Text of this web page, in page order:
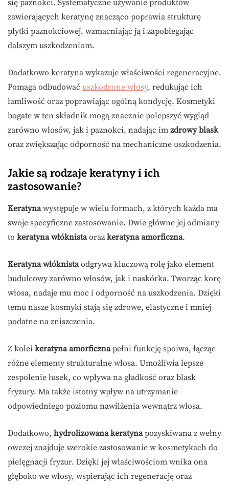
się paznokci. Systematyczne używanie produktów
zawierających keratynę znacząco poprawia strukturę
płytki paznokciowej, wzmacniając ją i zapobiegając
dalszym uszkodzeniom.
Dodatkowo keratyna wykazuje właściwości regeneracyjne.
Pomaga odbudować uszkodzone włosy, redukując ich
łamliwość oraz poprawiając ogólną kondycję. Kosmetyki
bogate w ten składnik mogą znacznie polepszyć wygląd
zarówno włosów, jak i paznokci, nadając im zdrowy blask
oraz zwiększając odporność na mechaniczne uszkodzenia.
Jakie są rodzaje keratyny i ich
zastosowanie?
Keratynawystępuje w wielu formach, z których każda ma
swoje specyficzne zastosowanie. Dwie główne jej odmiany
to keratyna włóknistaoraz keratyna amorficzna.
Keratyna włóknistaodgrywa kluczową rolę jako element
budulcowy zarówno włosów, jak i naskórka. Tworząc korę
włosa, nadaje mu moc i odporność na uszkodzenia. Dzięki
temu nasze kosmyki stają się zdrowe, elastyczne i mniej
podatne na zniszczenia.
Z kolei keratyna amorficznapełni funkcję spoiwa, łącząc
różne elementy strukturalne włosa. Umożliwia lepsze
zespolenie łusek, co wpływa na gładkość oraz blask
fryzury. Ma także istotny wpływ na utrzymanie
odpowiedniego poziomu nawilżenia wewnątrz włosa.
Dodatkowo, hydrolizowana keratynapozyskiwana z wełny
owczej znajduje szerokie zastosowanie w kosmetykach do
pielęgnacji fryzur. Dzięki jej właściwościom wnika ona
głęboko we włosy, wspierając ich regenerację oraz